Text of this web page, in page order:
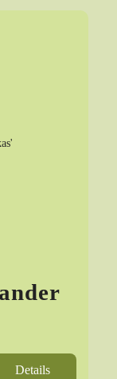
Details